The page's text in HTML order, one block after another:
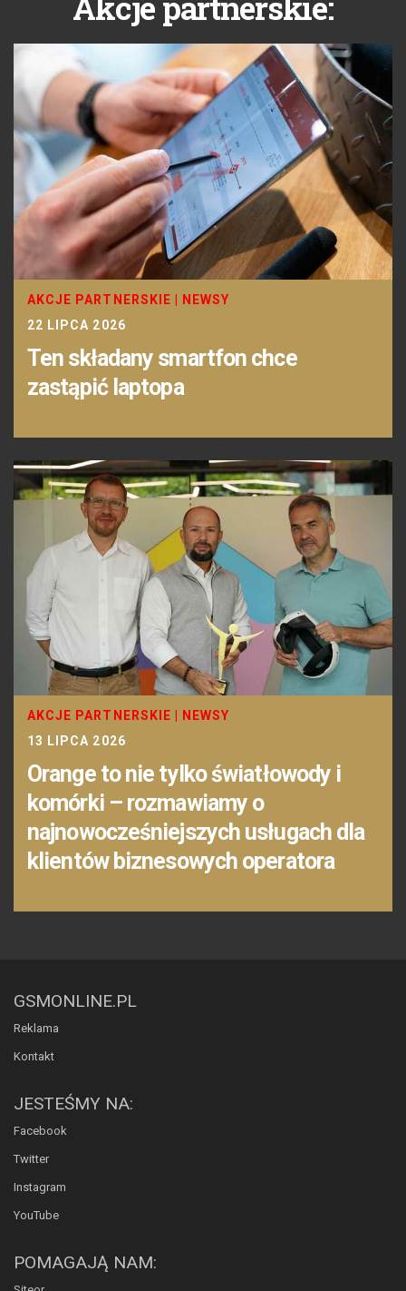
AKCJE PARTNERSKIE
NEWSY
22 LIPCA 2026
Ten składany smartfon chce
zastąpić laptopa
AKCJE PARTNERSKIE
NEWSY
13 LIPCA 2026
Orange to nie tylko światłowody i
komórki – rozmawiamy o
najnowocześniejszych usługach dla
klientów biznesowych operatora
GSMONLINE.PL
Reklama
Kontakt
JESTEŚMY NA:
Facebook
Twitter
Instagram
YouTube
POMAGAJĄ NAM: